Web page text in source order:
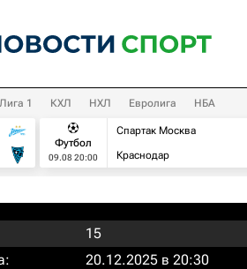
Лига 1 КХЛ НХЛ Евролига НБА
Футбол
09.08 20:00
Спартак Москва
Краснодар
15
20.12.2025 в 20:30